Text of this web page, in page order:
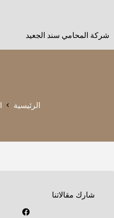
شركة المحامي سند الجعيد
الرئيسية
شارك مقالاتنا